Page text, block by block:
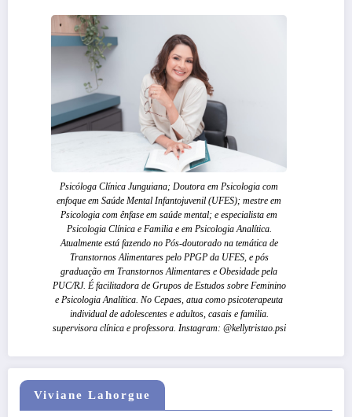
Psicóloga Clínica Junguiana; Doutora em Psicologia com
enfoque em Saúde Mental Infantojuvenil (UFES); mestre em
Psicologia com ênfase em saúde mental; e especialista em
Psicologia Clínica e Familia e em Psicologia Analítica.
Atualmente está fazendo no Pós-doutorado na temática de
Transtornos Alimentares pelo PPGP da UFES, e pós
graduação em Transtornos Alimentares e Obesidade pela
PUC/RJ. É facilitadora de Grupos de Estudos sobre Feminino
e Psicologia Analítica. No Cepaes, atua como psicoterapeuta
individual de adolescentes e adultos, casais e familia.
supervisora clínica e professora. Instagram: @kellytristao.psi
Viviane Lahorgue